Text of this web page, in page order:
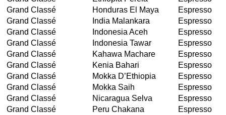
Grand Classé
Honduras El Maya
Espresso
Grand Classé
India Malankara
Espresso
Grand Classé
Indonesia Aceh
Espresso
Grand Classé
Indonesia Tawar
Espresso
Grand Classé
Kahawa Machare
Espresso
Grand Classé
Kenia Bahari
Espresso
Grand Classé
Mokka D’Ethiopia
Espresso
Grand Classé
Mokka Saih
Espresso
Grand Classé
Nicaragua Selva
Espresso
Grand Classé
Peru Chakana
Espresso